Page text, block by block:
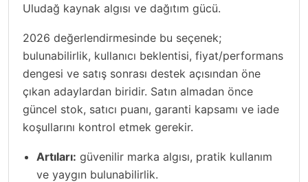
Uludağ kaynak algısı ve dağıtım gücü.
2026 değerlendirmesinde bu seçenek;
bulunabilirlik, kullanıcı beklentisi, fiyat/performans
dengesi ve satış sonrası destek açısından öne
çıkan adaylardan biridir. Satın almadan önce
güncel stok, satıcı puanı, garanti kapsamı ve iade
koşullarını kontrol etmek gerekir.
Artıları: güvenilir marka algısı, pratik kullanım
ve yaygın bulunabilirlik.